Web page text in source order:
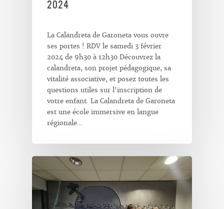
2024
La Calandreta de Garoneta vous ouvre
ses portes ! RDV le samedi 3 février
2024 de 9h30 à 12h30 Découvrez la
calandreta, son projet pédagogique, sa
vitalité associative, et posez toutes les
questions utiles sur l'inscription de
votre enfant. La Calandreta de Garoneta
est une école immersive en langue
régionale…